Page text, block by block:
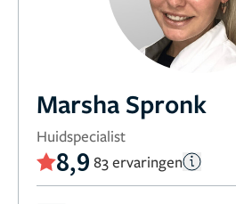
Marsha Spronk
Huidspecialist
8,9 83 ervaringen